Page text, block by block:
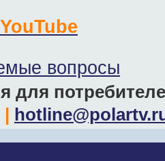
вопросы
для
|